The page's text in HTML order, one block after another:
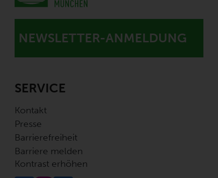
NEWSLETTER-ANMELDUNG
SERVICE
Kontakt
Presse
Barrierefreiheit
Barriere melden
Kontrast erhöhen